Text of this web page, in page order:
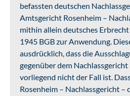
befassten deutschen
Amtsgericht Rosenheim –
mithin allein deutsches
1945 BGB zur Anwendung.
ausdrücklich, dass die
gegenüber dem Nachlassgericht
vorliegend nicht der Fall ist.
Rosenheim – Nachlassgericht –